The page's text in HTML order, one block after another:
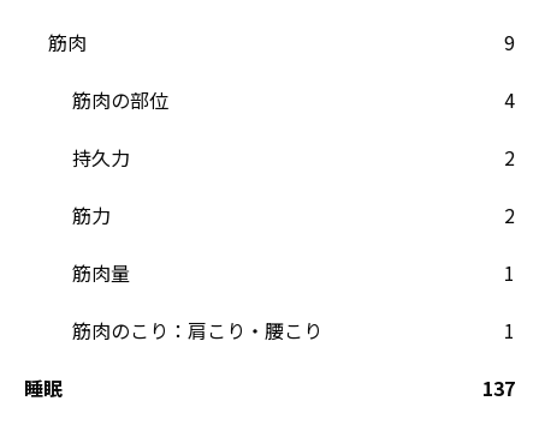
筋肉
9
筋肉の部位
4
持久力
2
筋力
2
筋肉量
1
筋肉のこり：肩こり・腰こり
1
睡眠
137